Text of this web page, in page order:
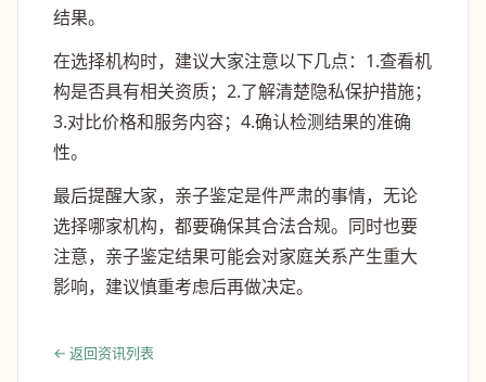
结果。
在选择机构时，建议大家注意以下几点：1.查看机
构是否具有相关资质；2.了解清楚隐私保护措施；
3.对比价格和服务内容；4.确认检测结果的准确
性。
最后提醒大家，亲子鉴定是件严肃的事情，无论
选择哪家机构，都要确保其合法合规。同时也要
注意，亲子鉴定结果可能会对家庭关系产生重大
影响，建议慎重考虑后再做决定。
← 返回资讯列表